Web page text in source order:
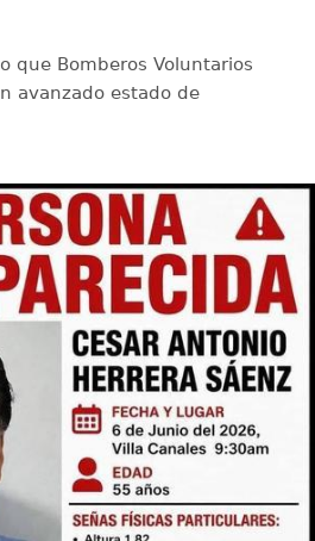
que Bomberos Voluntarios
avanzado estado de